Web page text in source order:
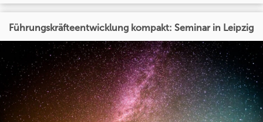
Führungskräfteentwicklung kompakt: Seminar in Leipzig